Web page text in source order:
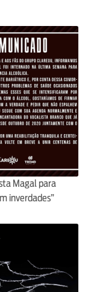
Magal para
inverdades”